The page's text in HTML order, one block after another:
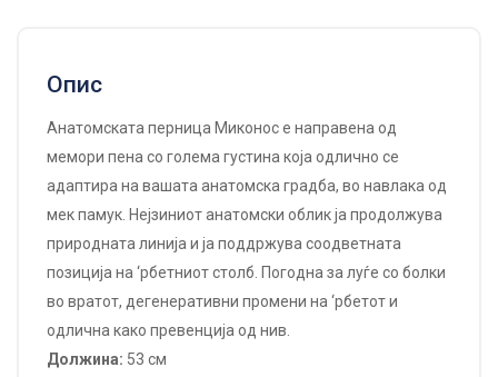
Опис
Анатомската перница Миконос е направена од
мемори пена со голема густина која одлично се
адаптира на вашата анатомска градба, во навлака од
мек памук. Нејзиниот анатомски облик ја продолжува
природната линија и ја поддржува соодветната
позиција на ‘рбетниот столб. Погодна за луѓе со болки
во вратот, дегенеративни промени на ‘рбетот и
одлична како превенција од нив.
Должина: 53 см